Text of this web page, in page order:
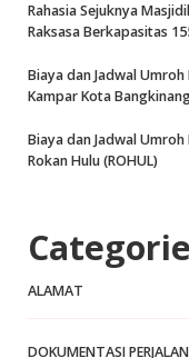
Rahasia Sejuknya
Raksasa Berkapasitas
Biaya dan Jadwal
Kampar Kota
Biaya dan Jadwal
Rokan Hulu (ROHUL)
ALAMAT
DOKUMENTASI